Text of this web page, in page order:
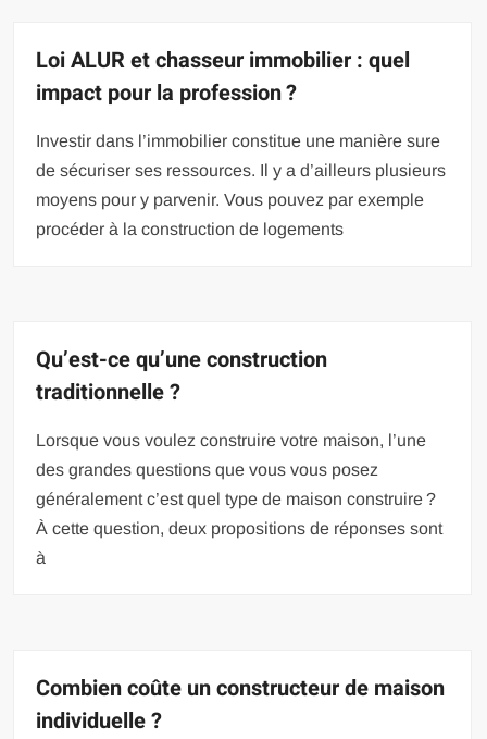
Loi ALUR et chasseur immobilier : quel
impact pour la profession ?
Investir dans l’immobilier constitue une manière sure
de sécuriser ses ressources. Il y a d’ailleurs plusieurs
moyens pour y parvenir. Vous pouvez par exemple
procéder à la construction de logements
Qu’est-ce qu’une construction
traditionnelle ?
Lorsque vous voulez construire votre maison, l’une
des grandes questions que vous vous posez
généralement c’est quel type de maison construire ?
À cette question, deux propositions de réponses sont
à
Combien coûte un constructeur de maison
individuelle ?